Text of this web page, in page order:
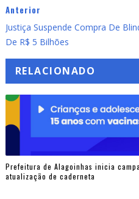
Anterior
Justiça Suspende Compra De
De R$ 5 Bilhões
RELACIONADO
Prefeitura de Alagoinhas inicia
atualização de caderneta